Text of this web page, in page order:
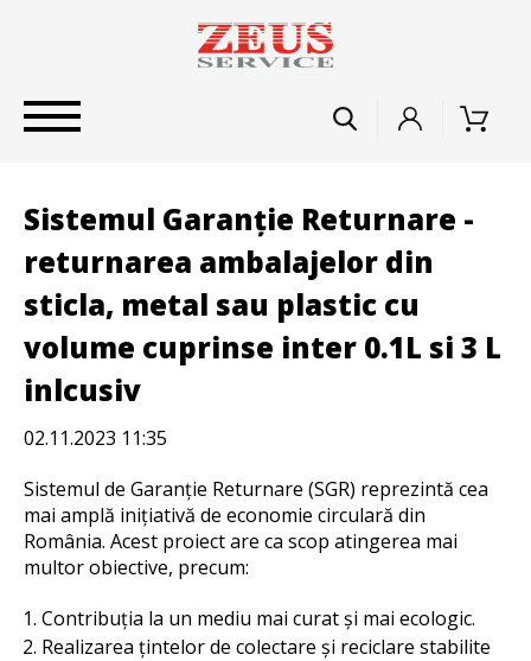
Sistemul Garanție Returnare -
returnarea ambalajelor din
sticla, metal sau plastic cu
volume cuprinse inter 0.1L si 3 L
inlcusiv
02.11.2023 11:35
Sistemul de Garanție Returnare (SGR) reprezintă cea
mai amplă inițiativă de economie circulară din
România. Acest proiect are ca scop atingerea mai
multor obiective, precum:
Contribuția la un mediu mai curat și mai ecologic.
Realizarea țintelor de colectare și reciclare stabilite